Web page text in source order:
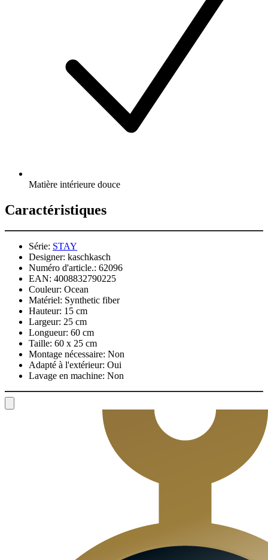
Matière intérieure douce
Caractéristiques
Série: STAY
Designer: kaschkasch
Numéro d'article.: 62096
EAN: 4008832790225
Couleur: Ocean
Matériel: Synthetic fiber
Hauteur: 15 cm
Largeur: 25 cm
Longueur: 60 cm
Taille: 60 x 25 cm
Montage nécessaire: Non
Adapté à l'extérieur: Oui
Lavage en machine: Non